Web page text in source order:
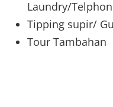
Laundry/
Tipping supir/
Tour Tambahan